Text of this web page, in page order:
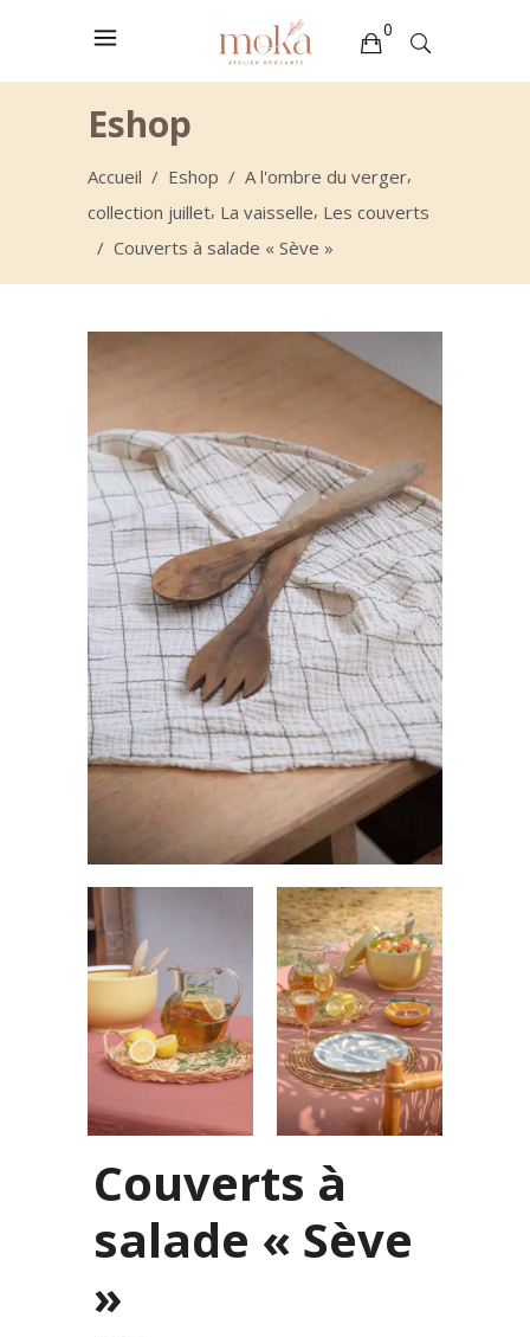
0
Eshop
Accueil / Eshop / A l'ombre du verger,
collection juillet, La vaisselle, Les couverts
/ Couverts à salade « Sève »
Couverts à
salade « Sève
»